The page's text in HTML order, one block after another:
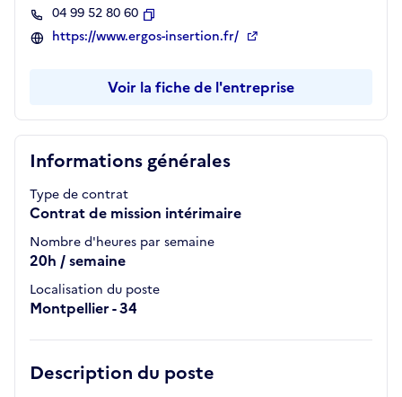
Informations générales
Type de contrat
Contrat de mission intérimaire
Nombre d'heures par semaine
20h / semaine
Localisation du poste
Montpellier - 34
Description du poste
04 99 52 80 60
Copier
https://www.ergos-insertion.fr/
Voir la fiche de l'entreprise